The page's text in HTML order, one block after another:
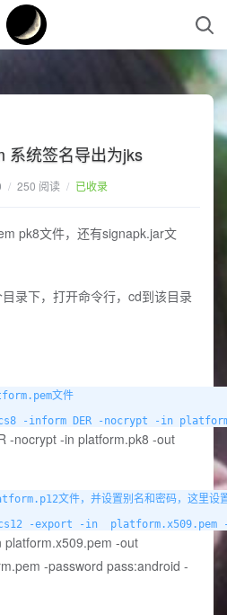
系统签名导出为jks
/ 250 阅读 / 已收录
pk8文件，还有signapk.jar文
录下，打开命令行，cd到该目录
文件
-nocrypt -in platform.pk8 -out
文件，并设置别名和密码，这里
-out
-password pass:android -